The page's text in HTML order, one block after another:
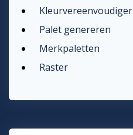
Kleurvereenvoudiger
Palet genereren
Merkpaletten
Raster